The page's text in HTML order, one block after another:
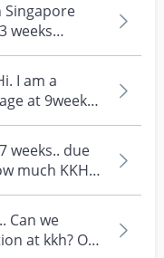
Singapore
weeks
I am a
at 9weeks.
weeks.. due
at kkh? Or